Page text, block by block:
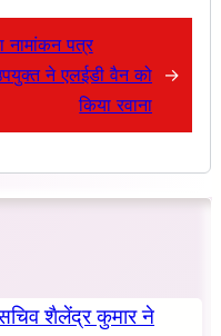
नामांकन पत्र
ने एलईडी वैन को
किया रवाना
→